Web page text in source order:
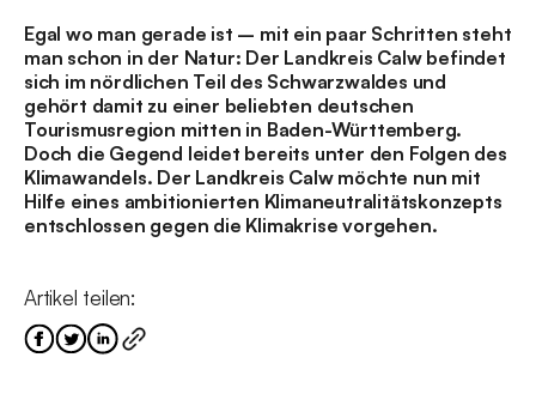
Egal wo man gerade ist – mit ein paar Schritten steht
man schon in der Natur: Der Landkreis Calw befindet
sich im nördlichen Teil des Schwarzwaldes und
gehört damit zu einer beliebten deutschen
Tourismusregion mitten in Baden-Württemberg.
Doch die Gegend leidet bereits unter den Folgen des
Klimawandels. Der Landkreis Calw möchte nun mit
Hilfe eines ambitionierten Klimaneutralitätskonzepts
entschlossen gegen die Klimakrise vorgehen.
Artikel teilen: